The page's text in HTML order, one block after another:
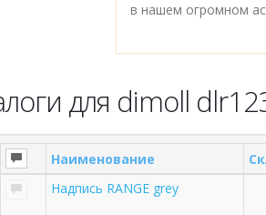
в нашем огромном
для dimoll
Наименование
Надпись RANGE grey